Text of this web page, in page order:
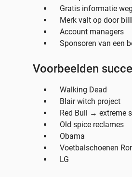
Gratis informatie
Merk valt op door
Account managers
Sponsoren van een
Voorbeelden
Walking Dead
Blair witch project
Red Bull → extreme
Old spice reclames
Obama
Voetbalschoenen
LG